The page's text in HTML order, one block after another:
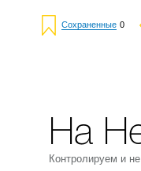
Сохраненные 0
На
Контролируем и